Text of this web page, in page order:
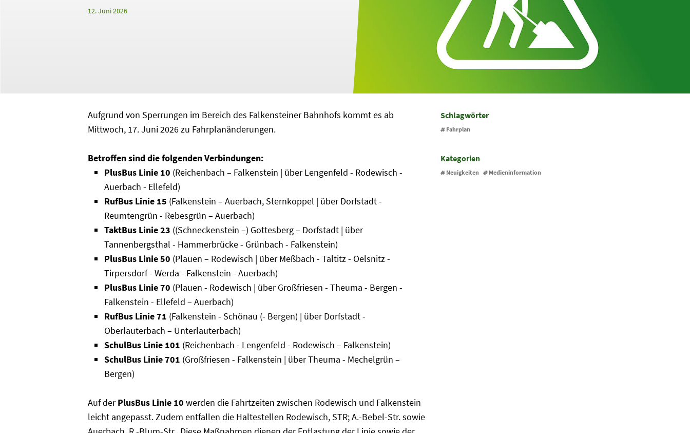
12. Juni 2026
Aufgrund von Sperrungen im Bereich des Falkensteiner Bahnhofs kommt es ab
Mittwoch, 17. Juni 2026 zu Fahrplanänderungen.
Betroffen sind die folgenden Verbindungen:
PlusBus Linie 10 (Reichenbach – Falkenstein | über Lengenfeld - Rodewisch -
Auerbach - Ellefeld)
RufBus Linie 15 (Falkenstein – Auerbach, Sternkoppel | über Dorfstadt -
Reumtengrün - Rebesgrün – Auerbach)
TaktBus Linie 23 ((Schneckenstein –) Gottesberg – Dorfstadt | über
Tannenbergsthal - Hammerbrücke - Grünbach - Falkenstein)
PlusBus Linie 50 (Plauen – Rodewisch | über Meßbach - Taltitz - Oelsnitz -
Tirpersdorf - Werda - Falkenstein - Auerbach)
PlusBus Linie 70 (Plauen - Rodewisch | über Großfriesen - Theuma - Bergen -
Falkenstein - Ellefeld – Auerbach)
RufBus Linie 71 (Falkenstein - Schönau (- Bergen) | über Dorfstadt -
Oberlauterbach – Unterlauterbach)
SchulBus Linie 101 (Reichenbach - Lengenfeld - Rodewisch – Falkenstein)
SchulBus Linie 701 (Großfriesen - Falkenstein | über Theuma - Mechelgrün –
Bergen)
Auf derPlusBus Linie 10 werden die Fahrtzeiten zwischen Rodewisch und Falkenstein
leicht angepasst. Zudem entfallen die Haltestellen Rodewisch, STR; A.-Bebel-Str. sowie
Schlagwörter
Fahrplan
Kategorien
Neuigkeiten Medieninformation